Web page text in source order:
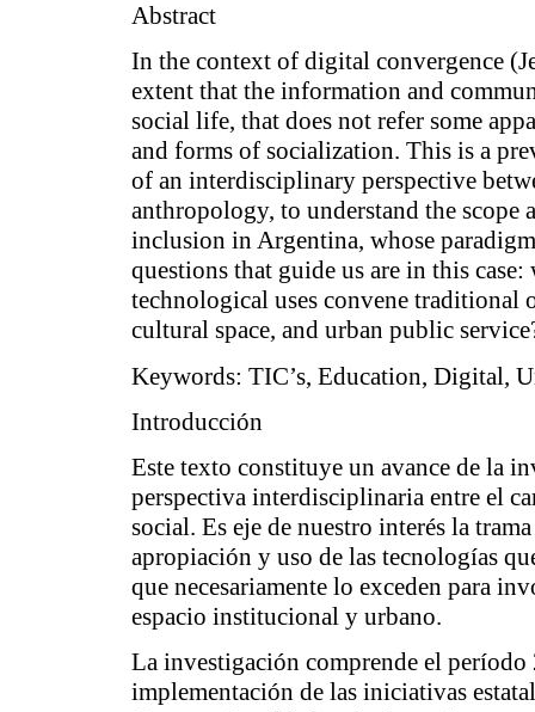
Abstract
In the context of digital convergence
extent that the information and
social life, that does not refer some
and forms of socialization. This is a
of an interdisciplinary perspective
anthropology, to understand the
inclusion in Argentina, whose
questions that guide us are in this
technological uses convene traditional
cultural space, and urban public
Keywords: TIC’s, Education, Digital,
Introducción
Este texto constituye un avance de la
perspectiva interdisciplinaria entre el
social. Es eje de nuestro interés la
apropiación y uso de las tecnologías
que necesariamente lo exceden para
espacio institucional y urbano.
La investigación comprende el
implementación de las iniciativas